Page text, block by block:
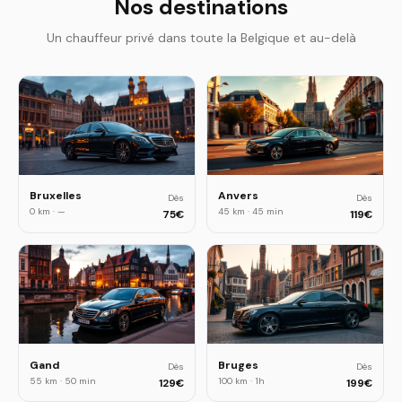
Nos destinations
Un chauffeur privé dans toute la Belgique et au-delà
Bruxelles
0 km · —
Dès
75€
Anvers
45 km · 45 min
Dès
119€
Gand
55 km · 50 min
Dès
129€
Bruges
100 km · 1h
Dès
199€